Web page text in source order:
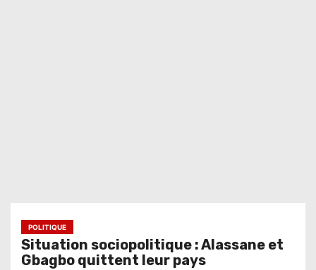
POLITIQUE
Situation sociopolitique : Alassane et
Gbagbo quittent leur pays